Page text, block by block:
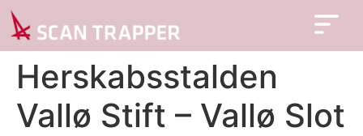
Herskabsstalden
Vallø Stift – Vallø Slot